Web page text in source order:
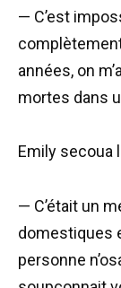
— C’est
années, on
mortes dans
Emily secoua
— C’était un
domestiques
personne